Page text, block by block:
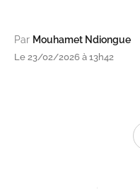
Par Mouhamet Ndiongue
Le 23/02/2026 à 13h42